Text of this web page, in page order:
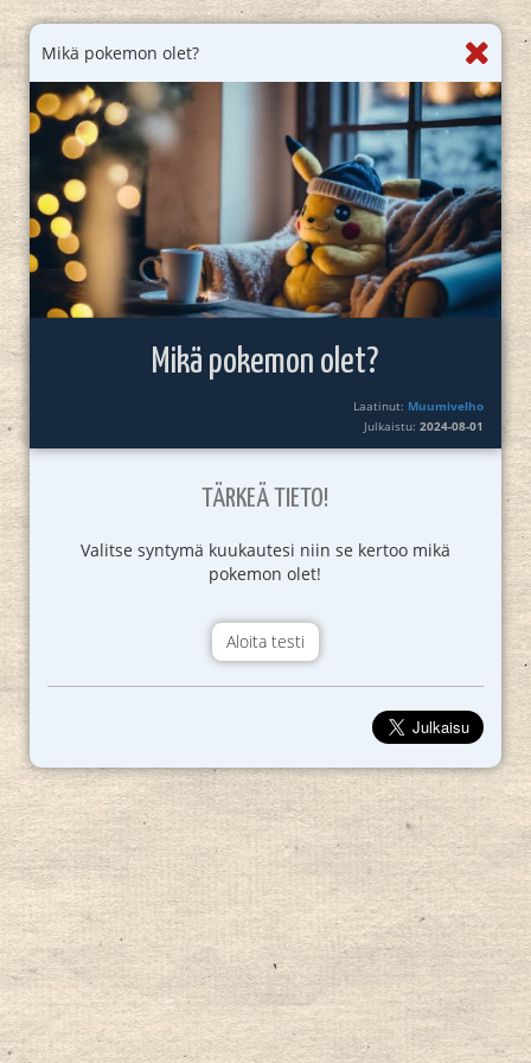
Mikä pokemon olet?
Mikä pokemon olet?
Laatinut: Muumivelho
Julkaistu:2024-08-01
TÄRKEÄ TIETO!
Valitse syntymä kuukautesi niin se kertoo mikä
pokemon olet!
Aloita testi